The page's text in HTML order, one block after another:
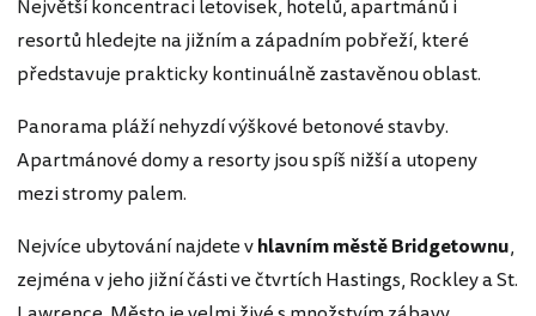
Největší koncentraci letovisek, hotelů, apartmánů i
resortů hledejte na jižním a západním pobřeží, které
představuje prakticky kontinuálně zastavěnou oblast.
Panorama pláží nehyzdí výškové betonové stavby.
Apartmánové domy a resorty jsou spíš nižší a utopeny
mezi stromy palem.
Nejvíce ubytování najdete vhlavním městě Bridgetownu,
zejména v jeho jižní části ve čtvrtích Hastings, Rockley a St.